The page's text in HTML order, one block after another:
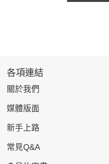
各項連結
關於我們
媒體版面
新手上路
常見Q&A